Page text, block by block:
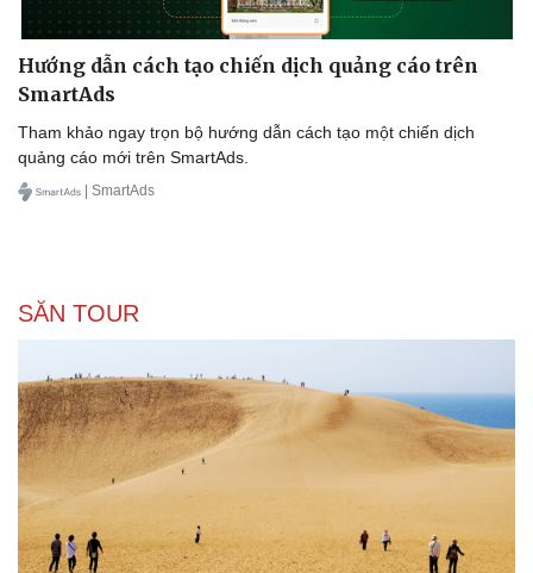
Hướng dẫn cách tạo chiến dịch quảng cáo trên
SmartAds
Tham khảo ngay trọn bộ hướng dẫn cách tạo một chiến dịch
quảng cáo mới trên SmartAds.
| SmartAds
SĂN TOUR